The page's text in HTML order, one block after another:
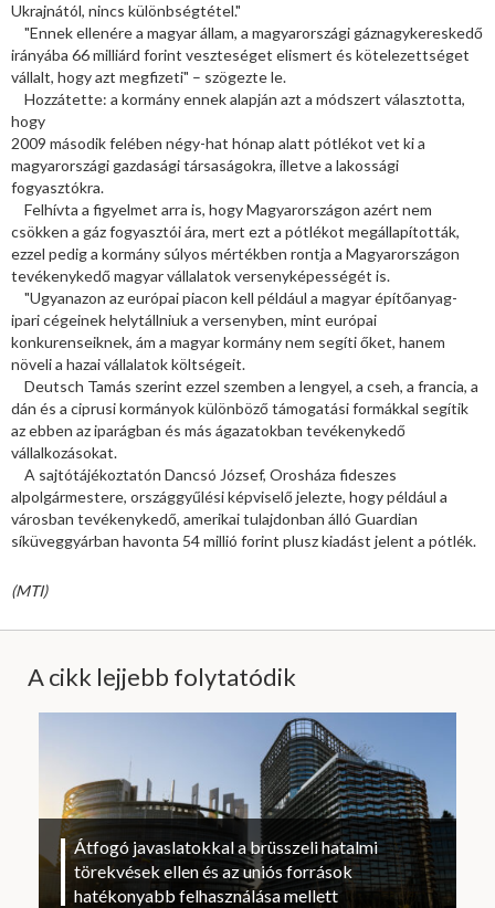
Ukrajnától, nincs különbségtétel."
"Ennek ellenére a magyar állam, a magyarországi gáznagykereskedő
irányába 66 milliárd forint veszteséget elismert és kötelezettséget
vállalt, hogy azt megfizeti" – szögezte le.
Hozzátette: a kormány ennek alapján azt a módszert választotta,
hogy
2009 második felében négy-hat hónap alatt pótlékot vet ki a
magyarországi gazdasági társaságokra, illetve a lakossági
fogyasztókra.
Felhívta a figyelmet arra is, hogy Magyarországon azért nem
csökken a gáz fogyasztói ára, mert ezt a pótlékot megállapították,
ezzel pedig a kormány súlyos mértékben rontja a Magyarországon
tevékenykedő magyar vállalatok versenyképességét is.
"Ugyanazon az európai piacon kell például a magyar építőanyag-
ipari cégeinek helytállniuk a versenyben, mint európai
konkurenseiknek, ám a magyar kormány nem segíti őket, hanem
növeli a hazai vállalatok költségeit.
Deutsch Tamás szerint ezzel szemben a lengyel, a cseh, a francia, a
dán és a ciprusi kormányok különböző támogatási formákkal segítik
az ebben az iparágban és más ágazatokban tevékenykedő
vállalkozásokat.
A sajtótájékoztatón Dancsó József, Orosháza fideszes
alpolgármestere, országgyűlési képviselő jelezte, hogy például a
városban tevékenykedő, amerikai tulajdonban álló Guardian
síküveggyárban havonta 54 millió forint plusz kiadást jelent a pótlék.
(MTI)
A cikk lejjebb folytatódik
Átfogó javaslatokkal a brüsszeli hatalmi
törekvések ellen és az uniós források
hatékonyabb felhasználása mellett